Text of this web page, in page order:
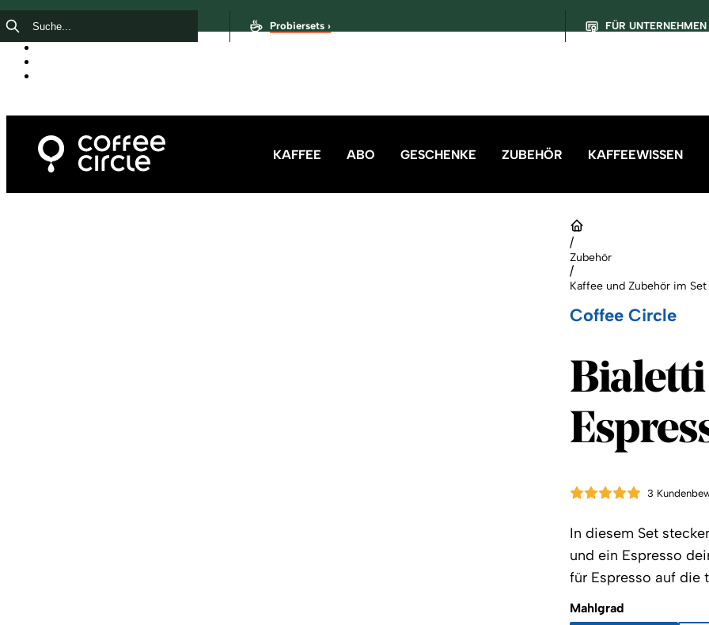
Probiersets › FÜR UNTERNEHMEN
KAFFEE ABO GESCHENKE ZUBEHÖR KAFFEEWISSEN
/
Zubehör
/
Kaffee und Zubehör im Set
Mahlgrad
Coffee Circle
Coffee
Bialetti
3
In diesem Set
und ein Espresso
für Espresso auf die